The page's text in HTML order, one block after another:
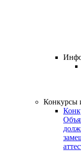
Конкурсы